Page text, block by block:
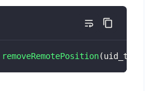
removeRemotePosition(uid_t uid